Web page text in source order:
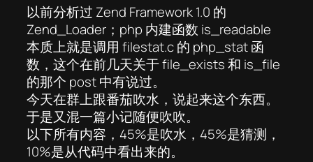
以前分析过 Zend Framework 1.0 的
Zend_Loader；php 内建函数 is_readable
本质上就是调用 filestat.c 的 php_stat 函
数，这个在前几天关于 file_exists 和 is_file
的那个 post 中有说过。
今天在群上跟番茄吹水，说起来这个东西。
于是又混一篇小记随便吹吹。
以下所有内容，45%是吹水，45%是猜测，
10%是从代码中看出来的。